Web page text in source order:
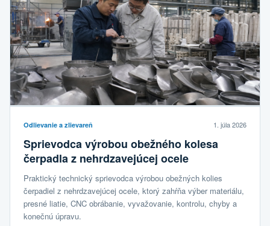
Odlievanie a zlievareň 1. júla 2026
Sprievodca výrobou obežného kolesa
čerpadla z nehrdzavejúcej ocele
Praktický technický sprievodca výrobou obežných kolies
čerpadiel z nehrdzavejúcej ocele, ktorý zahŕňa výber materiálu,
presné liatie, CNC obrábanie, vyvažovanie, kontrolu, chyby a
konečnú úpravu.